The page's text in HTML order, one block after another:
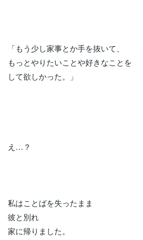
「もう少し家事とか手を抜いて、
もっとやりたいことや好きなことを
して欲しかった。」
え…？
私はことばを失ったまま
彼と別れ
家に帰りました。